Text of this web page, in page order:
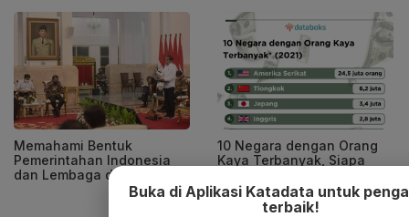
Memahami Bentuk
Pemerintahan Indonesia
dan Lembaga di Dalamnya
10 Negara dengan Orang
Kaya Terbanyak, Siapa
Buka di Aplikasi Katadata untuk
terbaik!